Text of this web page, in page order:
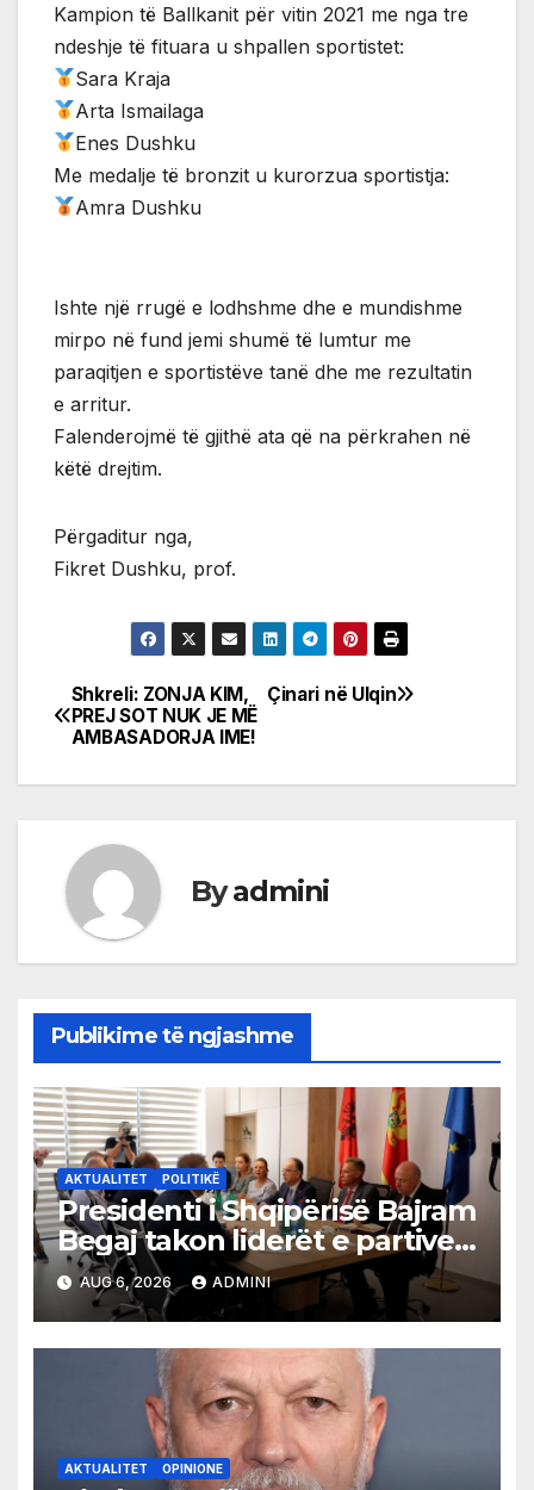
Kampion të Ballkanit për vitin 2021 me nga tre
ndeshje të fituara u shpallen sportistet:
Sara Kraja
Arta Ismailaga
Enes Dushku
Me medalje të bronzit u kurorzua sportistja:
Amra Dushku
Ishte një rrugë e lodhshme dhe e mundishme
mirpo në fund jemi shumë të lumtur me
paraqitjen e sportistëve tanë dhe me rezultatin
e arritur.
Falenderojmë të gjithë ata që na përkrahen në
këtë drejtim.
Përgaditur nga,
Fikret Dushku, prof.
Post
navigation
Çinari në Ulqin
Shkreli: ZONJA KIM,
PREJ SOT NUK JE MË
AMBASADORJA IME!
Byadmini
Publikime të ngjashme
AKTUALITET POLITIKË
Presidenti i Shqipërisë Bajram
Begaj takon liderët e partive
shqiptare në Ulqin
AUG 6, 2026 ADMINI
AKTUALITET OPINIONE